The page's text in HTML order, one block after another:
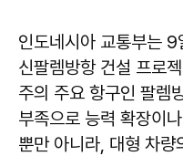
인도네시아 교통부는 9
신팔렘방항 건설 프로
주의 주요 항구인 팔렘
부족으로 능력 확장이
뿐만 아니라, 대형 차